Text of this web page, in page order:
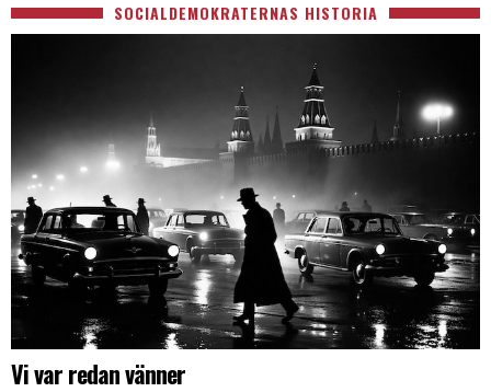
SOCIALDEMOKRATERNAS HISTORIA
Vi var redan vänner